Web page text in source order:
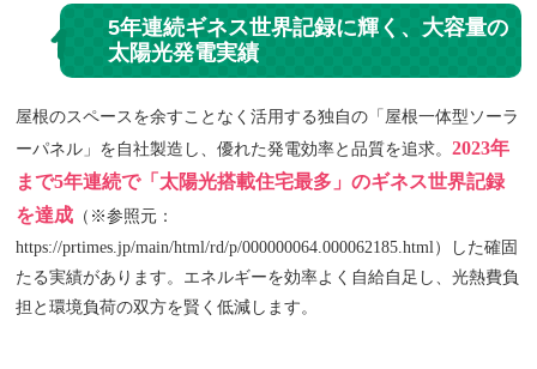
1
5年連続ギネス世界記録に輝く、大容量の
太陽光発電実績
屋根のスペースを余すことなく活用する独自の「屋根一体型ソーラ
ーパネル」を自社製造し、優れた発電効率と品質を追求。2023年
まで5年連続で「太陽光搭載住宅最多」のギネス世界記録
を達成 （※参照元：
https://prtimes.jp/main/html/rd/p/000000064.000062185.html）した確固
たる実績があります。エネルギーを効率よく自給自足し、光熱費負
担と環境負荷の双方を賢く低減します。